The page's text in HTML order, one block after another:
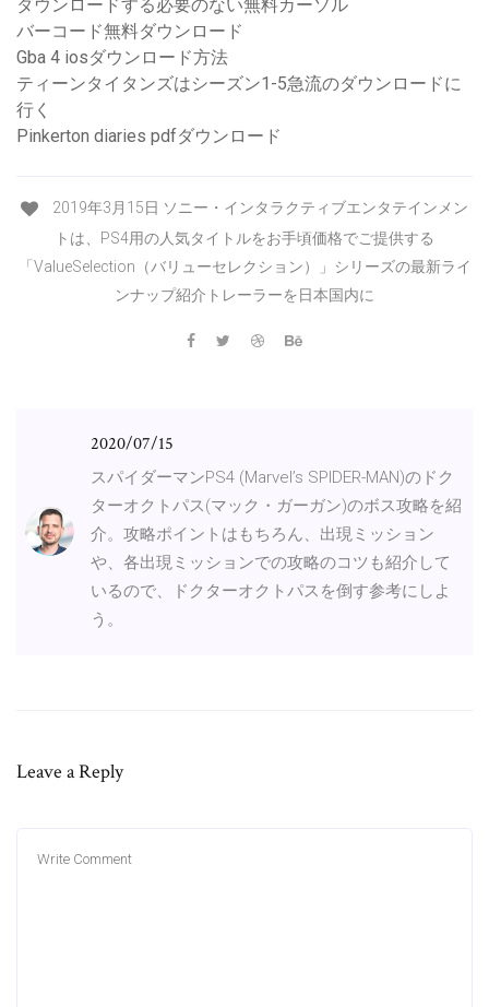
ダウンロードする必要のない無料カーソル
バーコード無料ダウンロード
Gba 4 iosダウンロード方法
ティーンタイタンズはシーズン1-5急流のダウンロードに
行く
Pinkerton diaries pdfダウンロード
2019年3月15日 ソニー・インタラクティブエンタテインメン
トは、PS4用の人気タイトルをお手頃価格でご提供する
「ValueSelection（バリューセレクション）」シリーズの最新ライ
ンナップ紹介トレーラーを日本国内に
2020/07/15
スパイダーマンPS4 (Marvel’s SPIDER-MAN)のドク
ターオクトパス(マック・ガーガン)のボス攻略を紹
介。攻略ポイントはもちろん、出現ミッション
や、各出現ミッションでの攻略のコツも紹介して
いるので、ドクターオクトパスを倒す参考にしよ
う。
Leave a Reply